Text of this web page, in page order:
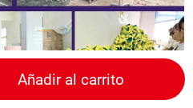
Añadir al carrito